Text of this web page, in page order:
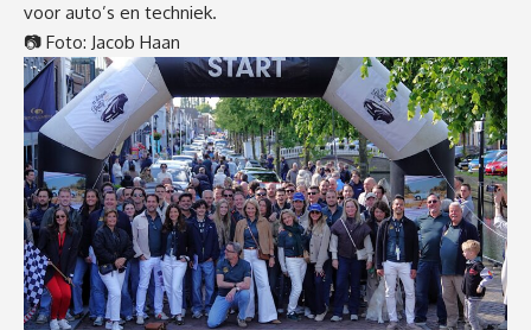
voor auto’s en techniek.
📷 Foto: Jacob Haan